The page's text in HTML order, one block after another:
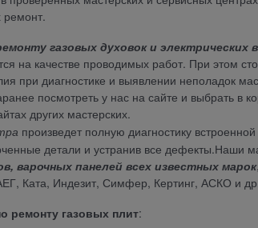
ремонт.
газовых духовок и электрических
на качестве проводимых работ. При этом
при диагностике и выявлении неполадок
посмотреть у нас на сайте и выбрать в
других мастерских.
произведет полную диагностику
детали и устранив все дефекты.Наши
варочных панелей всех известных марок
Ката, Индезит, Симфер, Кертинг, АСКО и
ремонту газовых плит: